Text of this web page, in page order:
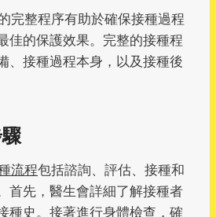
完整程序有助於確保接種過程
佳的保護效果。完整的接種程
、接種過程本身，以及接種後
流程包括諮詢、評估、接種和
首先，醫生會詳細了解接種者
種史。接著進行身體檢查，確